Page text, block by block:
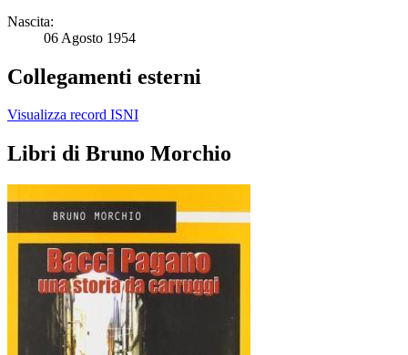
Nascita:
06 Agosto 1954
Collegamenti esterni
Visualizza record ISNI
Libri di Bruno Morchio